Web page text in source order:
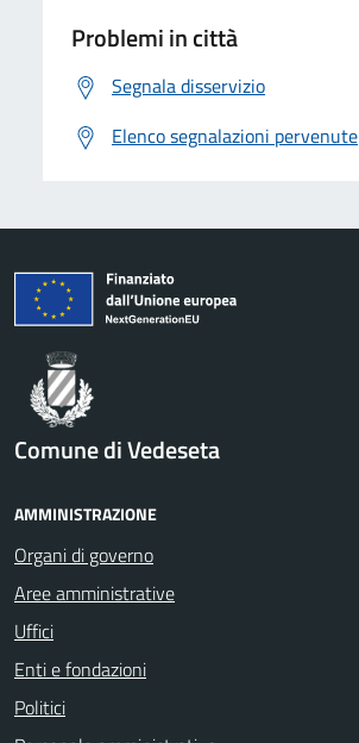
Problemi in città
Segnala disservizio
Elenco segnalazioni pervenute
Comune di Vedeseta
AMMINISTRAZIONE
Organi di governo
Aree amministrative
Uffici
Enti e fondazioni
Politici